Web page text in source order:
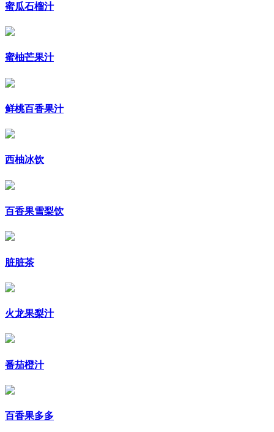
蜜瓜石榴汁
蜜柚芒果汁
鲜桃百香果汁
西柚冰饮
百香果雪梨饮
脏脏茶
火龙果梨汁
番茄橙汁
百香果多多